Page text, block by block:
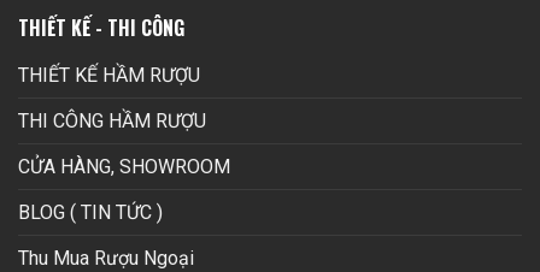
THIẾT KẾ - THI CÔNG
THIẾT KẾ HẦM RƯỢU
THI CÔNG HẦM RƯỢU
CỬA HÀNG, SHOWROOM
BLOG ( TIN TỨC )
Thu Mua Rượu Ngoại